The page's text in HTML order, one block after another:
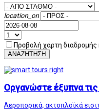
location_on
Προβολή χάρτη
ΑΝΑΖΗΤΗΣΗ
Οργανώστε έξυπνα
Αεροπορικά, ακτοπλοϊκά